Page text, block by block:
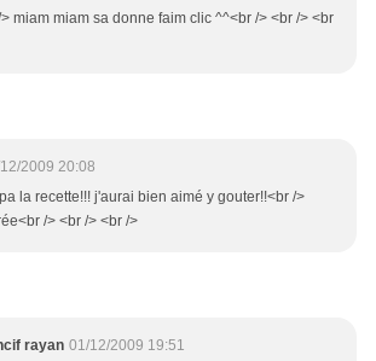
miam miam sa donne faim clic ^^<br /> <br /> <br
2009 20:08
la recette!!! j'aurai bien aimé y gouter!!<br />
/> <br /> <br />
rayan 01/12/2009 19:51